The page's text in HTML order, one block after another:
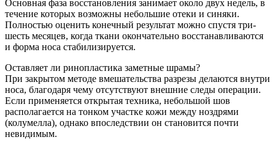
Основная фаза восстановления занимает около двух недель, в
течение которых возможны небольшие отеки и синяки.
Полностью оценить конечный результат можно спустя три-
шесть месяцев, когда ткани окончательно восстанавливаются
и форма носа стабилизируется.
Оставляет ли ринопластика заметные шрамы?
При закрытом методе вмешательства разрезы делаются внутри
носа, благодаря чему отсутствуют внешние следы операции.
Если применяется открытая техника, небольшой шов
располагается на тонком участке кожи между ноздрями
(колумелла), однако впоследствии он становится почти
невидимым.